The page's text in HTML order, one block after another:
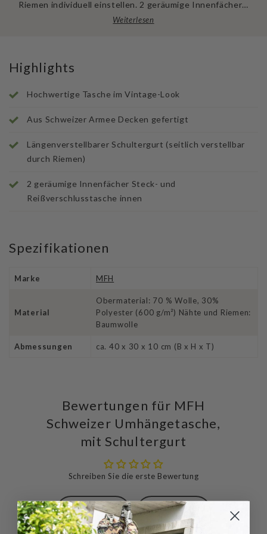
Riemen individuell einstellen. 2 geräumige Innenfächer…
Weiterlesen
Highlights
Hochwertige Tasche im Vintage-Look
Aus Schweizer Armee Decken gefertigt
Längenverstellbarer Schultergurt (seitlich verstellbar
durch Riemen)
2 geräumige Innenfächer Steck- und
Reißverschlusstasche innen
Spezifikationen
Marke MFH
Material
Obermaterial: 70 % Wolle, 30%
Polyester (600 g/m²) Nähte und Riemen:
Baumwolle
Abmessungen ca. 40 x 30 x 10 cm (B x H x T)
Bewertungen für MFH
Schweizer Umhängetasche,
mit Schultergurt
Schreiben Sie die erste Bewertung
Schreibe
eine
Bewertung
Eine
Frage
stellen